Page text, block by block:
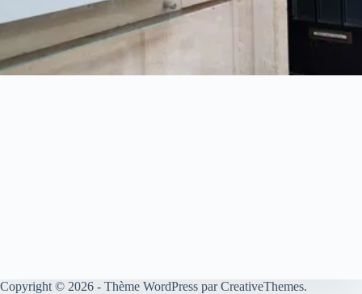
Copyright © 2026 - Thème WordPress parCreativeThemes.